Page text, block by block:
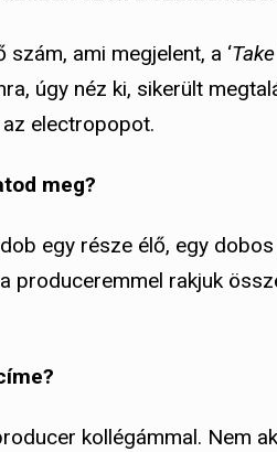
ami megjelent, a ‘
úgy néz ki, sikerült
electropopot.
meg?
egy része élő, egy
produceremmel rakjuk
kollégámmal. Nem